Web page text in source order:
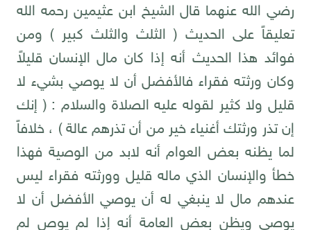
رضي الله عنهما قال الشيخ ابن عثيمين رحمه الله
تعليقاً على الحديث ( الثلث والثلث كبير ) ومن
فوائد هذا الحديث أنه إذا كان مال الإنسان قليلاً
وكان ورثته فقراء فالأفضل أن لا يوصي بشيء لا
قليل ولا كثير لقوله عليه الصلاة والسلام : ( إنك
إن تذر ورثتك أغنياء خير من أن تذرهم عالة ) ، خلافاً
لما يظنه بعض العوام أنه لابد من الوصية فهذا
خطأ والإنسان الذي ماله قليل وورثته فقراء ليس
عندهم مال لا ينبغي له أن يوصي الأفضل أن لا
يوصي ويظن بعض العامة أنه إذا لم يوص لم